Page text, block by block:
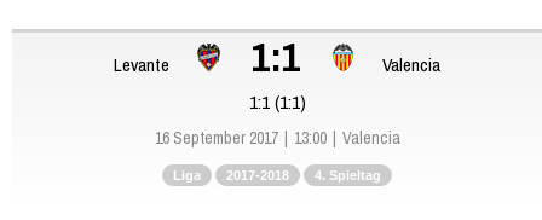
Levante 1:1
Valencia
1:1 (1:1)
16 September 2017 13:00 Valencia
Liga 2017-2018 4. Spieltag